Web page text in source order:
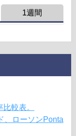
1週間
較表。
、ローソンPonta